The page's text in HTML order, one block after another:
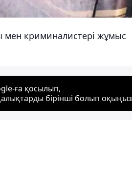
криминалистері жұмыс
ға қосылып,
бірінші болып оқыңыз